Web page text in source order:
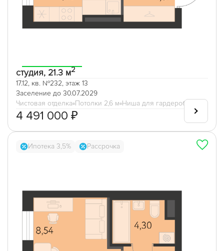
студия, 21.3 м2
17.12, кв. №232, этаж 13
Заселение до 30.07.2029
Чистовая отделка Потолки 2,6 м Ниша для гардеробной
4 491 000 ₽
Ипотека 3,5% Рассрочка